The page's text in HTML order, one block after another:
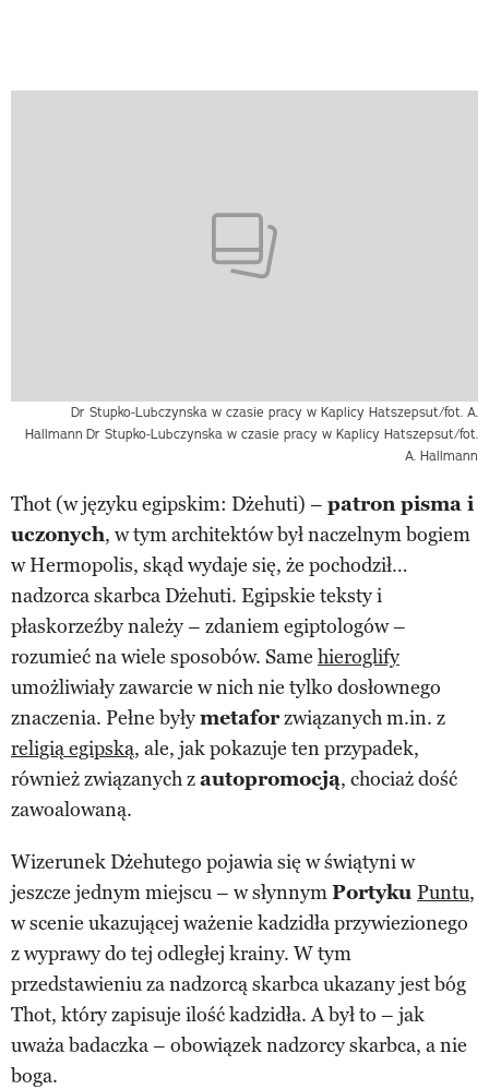
Dr Stupko-Lubczynska w czasie pracy w Kaplicy Hatszepsut/fot. A.
Hallmann Dr Stupko-Lubczynska w czasie pracy w Kaplicy Hatszepsut/fot.
A. Hallmann
Thot (w języku egipskim: Dżehuti) – patron pisma i
uczonych, w tym architektów był naczelnym bogiem
w Hermopolis, skąd wydaje się, że pochodził…
nadzorca skarbca Dżehuti. Egipskie teksty i
płaskorzeźby należy – zdaniem egiptologów –
rozumieć na wiele sposobów. Same hieroglify
umożliwiały zawarcie w nich nie tylko dosłownego
znaczenia. Pełne byłymetaforzwiązanych m.in. z
religią egipską, ale, jak pokazuje ten przypadek,
również związanych zautopromocją, chociaż dość
zawoalowaną.
Wizerunek Dżehutego pojawia się w świątyni w
jeszcze jednym miejscu – w słynnymPortyku Puntu,
w scenie ukazującej ważenie kadzidła przywiezionego
z wyprawy do tej odległej krainy. W tym
przedstawieniu za nadzorcą skarbca ukazany jest bóg
Thot, który zapisuje ilość kadzidła. A był to – jak
uważa badaczka – obowiązek nadzorcy skarbca, a nie
boga.